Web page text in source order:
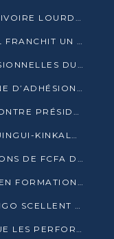
BRACONNAGE : 3 TRAFIQUANTS D’IVOIRE LOURDEMENT CONDAMNÉS À DJAMBALA
POINTE-NOIRE : CONGO TERMINAL FRANCHIT UN CAP HISTORIQUE AVEC 99 MOUVEMENTS/HEURE
KELLÉ, L’ELDORADO DES PROFESSIONNELLES DU SEXE
LE PARTI DPC LANCE SA CAMPAGNE D’ADHÉSIONS ET VEUT STRUCTURER SA PRÉSENCE DANS LES 15 DÉPARTEMENTS
MACKY SALL À DAKAR : UNE RENCONTRE PRÉSIDENTIELLE QUI DIVISE L’OPINION SÉNÉGALAISE
POOL : LA LIGNE ÉLECTRIQUE LOUINGUI-KINKALA-BOKO MISE EN SERVICE
LE PNUD REMET PLUS DE 49 MILLIONS DE FCFA D’ÉQUIPEMENTS POUR ACCÉLÉRER LA NUMÉRISATION DU SYSTÈME DE SANTÉ
L’ACAT CONGO PLACE 54 JEUNES EN FORMATION PROFESSIONNELLE
AGRICULTURE : L’ITALIE ET LE CONGO SCELLENT UN PARTENARIAT POUR UNE PRODUCTION LOCALE DURABLE
SANTÉ : LE CONGO PASSE EN REVUE LES PERFORMANCES DE SES HÔPITAUX À MI-PARCOURS